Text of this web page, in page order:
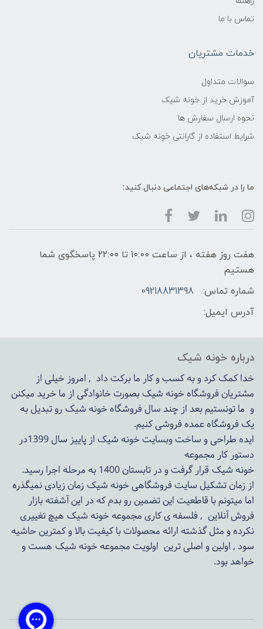
تماس با ما
خدمات مشتریان
سوالات متداول
آموزش خرید از خونه شیک
نحوه ارسال سفارش ها
شرایط استفاده از گارانتی خونه شیک
ما را در شبکه‌های اجتماعی دنبال کنید:
هفت روز هفته ، از ساعت 10:00 تا 22:00 پاسخگوی شما
هستیم
شماره تماس:
09218831398
آدرس ایمیل:
درباره خونه شیک
خدا کمک کرد و به کسب و کار ما برکت داد , امروز خیلی از
مشتریان فروشگاه خونه شیک بصورت خانوادگی از ما خرید میکنن
و ما تونستیم بعد از چند سال فروشگاهخونه شیکرو تبدیل به
یک فروشگاه عمده فروشی کنیم.
ایده طراحی و ساخت وبسایت خونه شیک از پاییز سال 1399در
دستور کار مجموعه
خونه شیک قرار گرفت و در تابستان 1400 به مرحله اجرا رسید.
از زمان تشکیل سایت فروشگاهیخونه شیکزمان زیادی نمیگذره
اما میتونم با قاطعیت این تضمین رو بدم که در این آشفته بازار
فروش آنلاین , فلسفه ی کاری مجموعهخونه شیک هیچ تغییری
نکرده و مثل گذشته ارائه محصولات با کیفیت بالا و کمترین حاشیه
سود , اولین و اصلی ترین اولویت مجموعهخونه شیک هست و
خواهد بود.